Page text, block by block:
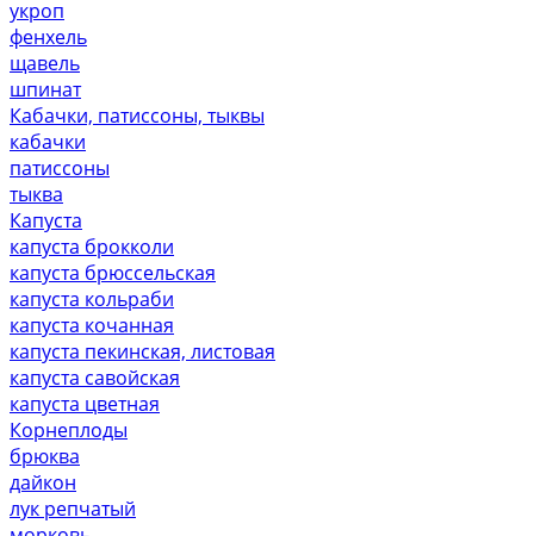
укроп
фенхель
щавель
шпинат
Кабачки, патиссоны, тыквы
кабачки
патиссоны
тыква
Капуста
капуста брокколи
капуста брюссельская
капуста кольраби
капуста кочанная
капуста пекинская, листовая
капуста савойская
капуста цветная
Корнеплоды
брюква
дайкон
лук репчатый